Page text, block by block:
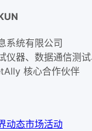
系统有限公司
仪器、数据通信测
核心合作伙伴
动态市场活动